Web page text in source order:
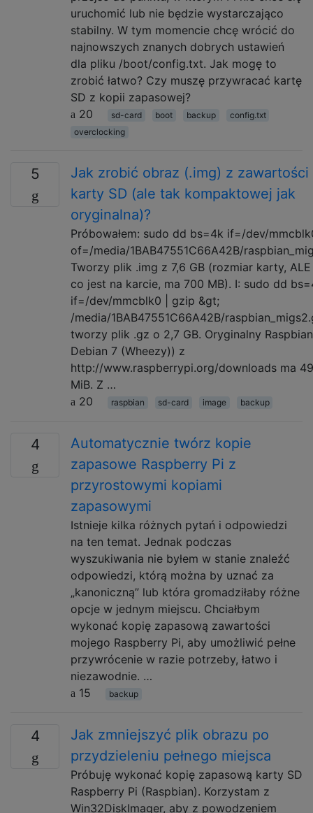
uruchomić lub nie będzie wystarczająco
stabilny. W tym momencie chcę wrócić do
najnowszych znanych dobrych ustawień
dla pliku /boot/config.txt. Jak mogę to
zrobić łatwo? Czy muszę przywracać kartę
SD z kopii zapasowej?
20
sd-card boot backup
config.txt
overclocking
5
Jak zrobić obraz (.img) z zawartości
karty SD (ale tak kompaktowej jak
oryginalna)?
Próbowałem: sudo dd bs=4k if=/dev/
of=/media/1BAB47551C66A42B/
Tworzy plik .img z 7,6 GB (rozmiar karty,
co jest na karcie, ma 700 MB). I: sudo dd
if=/dev/mmcblk0 | gzip &gt;
/media/1BAB47551C66A42B/
tworzy plik .gz o 2,7 GB. Oryginalny
Debian 7 (Wheezy)) z
http://www.raspberrypi.org/downloads ma
MiB. Z …
20
raspbian sd-card image backup
4
Automatycznie twórz kopie
zapasowe Raspberry Pi z
przyrostowymi kopiami
zapasowymi
Istnieje kilka różnych pytań i odpowiedzi
na ten temat. Jednak podczas
wyszukiwania nie byłem w stanie znaleźć
odpowiedzi, którą można by uznać za
„kanoniczną” lub która gromadziłaby różne
opcje w jednym miejscu. Chciałbym
wykonać kopię zapasową zawartości
mojego Raspberry Pi, aby umożliwić pełne
przywrócenie w razie potrzeby, łatwo i
niezawodnie. …
15
backup
4
Jak zmniejszyć plik obrazu po
przydzieleniu pełnego miejsca
Próbuję wykonać kopię zapasową karty SD
Raspberry Pi (Raspbian). Korzystam z
Win32DiskImager, aby z powodzeniem